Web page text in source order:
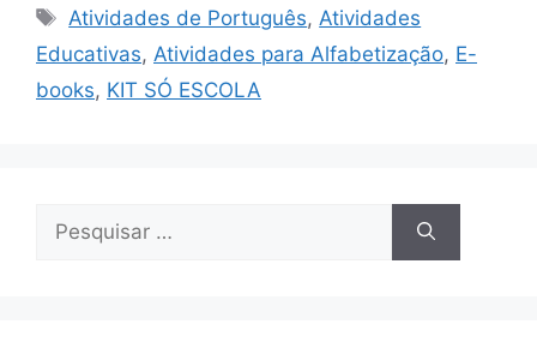
Tags
Atividades de Português,Atividades
Educativas, Atividades para Alfabetização, E-
books, KIT SÓ ESCOLA
Pesquisar